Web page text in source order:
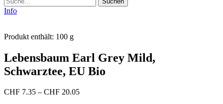
Info
Produkt enthält: 100 g
Lebensbaum Earl Grey Mild,
Schwarztee, EU Bio
CHF 7.35 – CHF 20.05